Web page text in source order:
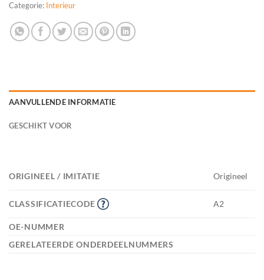
Categorie: Interieur
AANVULLENDE INFORMATIE
GESCHIKT VOOR
ORIGINEEL / IMITATIE Origineel
CLASSIFICATIECODE A2
OE-NUMMER
GERELATEERDE ONDERDEELNUMMERS